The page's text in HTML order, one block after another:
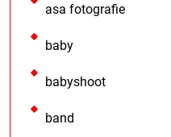
asa fotografie
baby
babyshoot
band